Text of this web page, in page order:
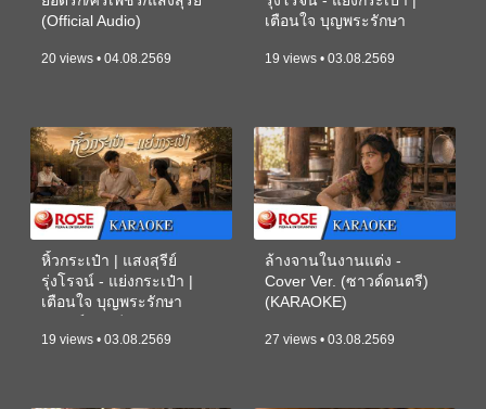
(Official Audio)
20 views • 04.08.2569
เตือนใจ บุญพระรักษา
19 views • 03.08.2569
หิ้วกระเป๋า | แสงสุรีย์
รุ่งโรจน์ - แย่งกระเป๋า |
เตือนใจ บุญพระรักษา
19 views • 03.08.2569
ล้างจานในงานแต่ง -
Cover Ver. (ซาวด์ดนตรี)
(KARAOKE)
27 views • 03.08.2569